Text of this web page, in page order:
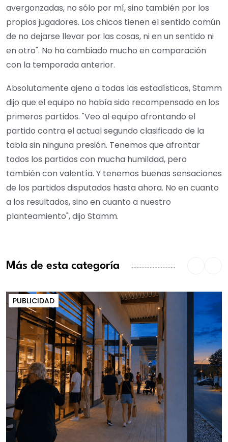
avergonzadas, no sólo por mí, sino también por los
propios jugadores. Los chicos tienen el sentido común
de no dejarse llevar por las cosas, ni en un sentido ni
en otro". No ha cambiado mucho en comparación
con la temporada anterior.
Absolutamente ajeno a todas las estadísticas, Stamm
dijo que el equipo no había sido recompensado en los
primeros partidos. "Veo al equipo afrontando el
partido contra el actual segundo clasificado de la
tabla sin ninguna presión. Tenemos que afrontar
todos los partidos con mucha humildad, pero
también con valentía. Y tenemos buenas sensaciones
de los partidos disputados hasta ahora. No en cuanto
a los resultados, sino en cuanto a nuestro
planteamiento", dijo Stamm.
Más de esta categoría
PUBLICIDAD